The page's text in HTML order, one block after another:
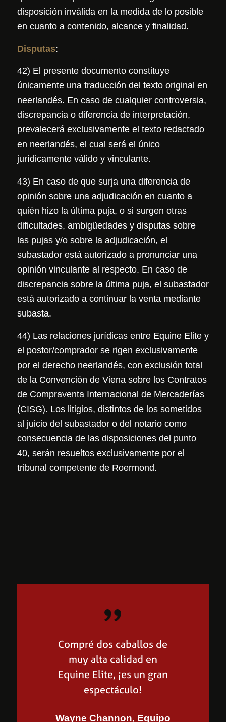
disposición inválida en la medida de lo posible
en cuanto a contenido, alcance y finalidad.
Disputas:
42) El presente documento constituye
únicamente una traducción del texto original en
neerlandés. En caso de cualquier controversia,
discrepancia o diferencia de interpretación,
prevalecerá exclusivamente el texto redactado
en neerlandés, el cual será el único
jurídicamente válido y vinculante.
43) En caso de que surja una diferencia de
opinión sobre una adjudicación en cuanto a
quién hizo la última puja, o si surgen otras
dificultades, ambigüedades y disputas sobre
las pujas y/o sobre la adjudicación, el
subastador está autorizado a pronunciar una
opinión vinculante al respecto. En caso de
discrepancia sobre la última puja, el subastador
está autorizado a continuar la venta mediante
subasta.
44) Las relaciones jurídicas entre Equine Elite y
el postor/comprador se rigen exclusivamente
por el derecho neerlandés, con exclusión total
de la Convención de Viena sobre los Contratos
de Compraventa Internacional de Mercaderías
(CISG). Los litigios, distintos de los sometidos
al juicio del subastador o del notario como
consecuencia de las disposiciones del punto
40, serán resueltos exclusivamente por el
tribunal competente de Roermond.
Compré dos caballos de
muy alta calidad en
Equine Elite, ¡es un gran
espectáculo!
Wayne Channon, Equipo